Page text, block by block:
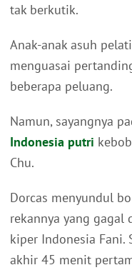
tak berkutik.
Anak-anak asuh
menguasai
beberapa peluang.
Namun, sayangnya
Indonesia putri
Chu.
Dorcas menyundul
rekannya yang gagal
kiper Indonesia Fani.
akhir 45 menit